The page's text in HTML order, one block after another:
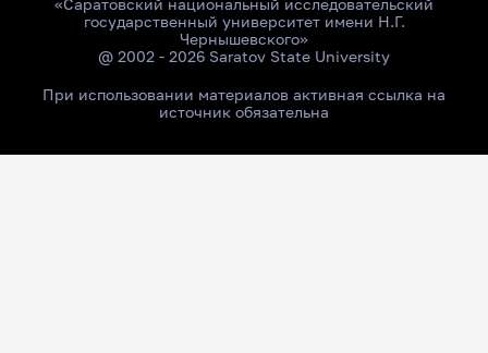
государственный университет имени Н.Г.
Чернышевского»
@ 2002 - 2026 Saratov State University
При использовании материалов активная ссылка на
источник обязательна